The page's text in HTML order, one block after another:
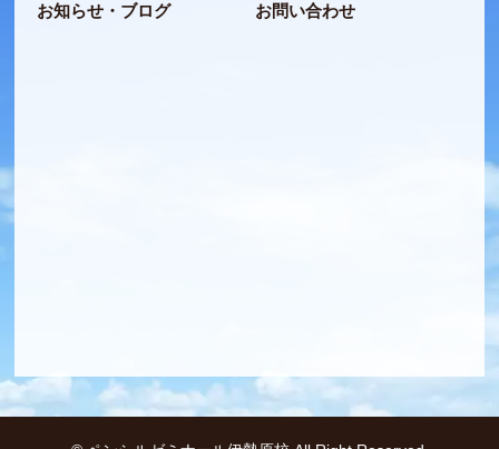
お知らせ・ブログ
お問い合わせ